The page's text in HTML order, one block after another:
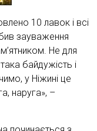
10 лавок і всі
зауваження
Не для
байдужість і
у Ніжині це
наруга», –